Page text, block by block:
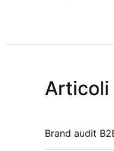
Articoli
Brand audit